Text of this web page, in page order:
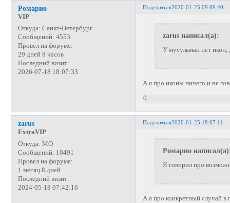
Поделиться2020-01-25 09:09:40
Ромарио
VIP
Откуда: Санкт-Петербург
Сообщений: 4553
Провел на форуме:
29 дней 8 часов
Последний визит:
2026-07-18 18:07:33
zarus написал(а):
У мусульман нет
А я про иконы ничего и не
0
Поделиться2020-01-25 18:07:11
zarus
ExtraVIP
Откуда: МО
Сообщений: 10491
Провел на форуме:
1 месяц 8 дней
Последний визит:
2024-05-18 07:42:16
Ромарио
Я говорил про
А я про конкретный случай в